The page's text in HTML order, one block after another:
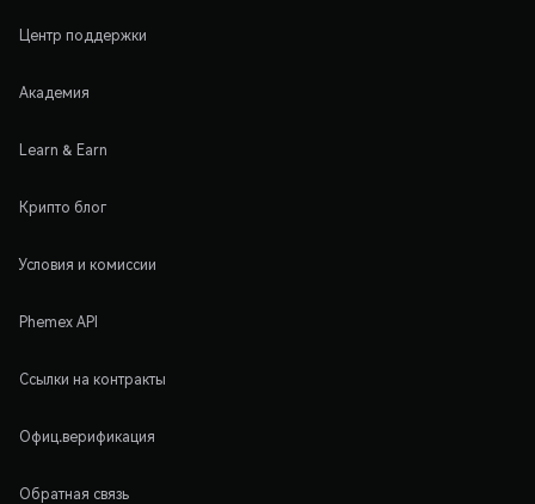
Центр поддержки
Академия
Learn & Earn
Крипто блог
Условия и комиссии
Phemex API
Ссылки на контракты
Офиц.верификация
Обратная связь